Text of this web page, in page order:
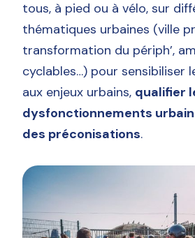
tous, à pied ou à vélo, sur
thématiques urbaines (ville
transformation du périph’,
cyclables…) pour sensibiliser
aux enjeux urbains, qualifier
dysfonctionnements
des préconisations.